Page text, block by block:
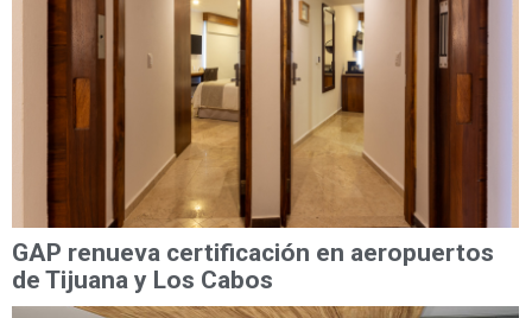
GAP renueva certificación en aeropuertos
de Tijuana y Los Cabos